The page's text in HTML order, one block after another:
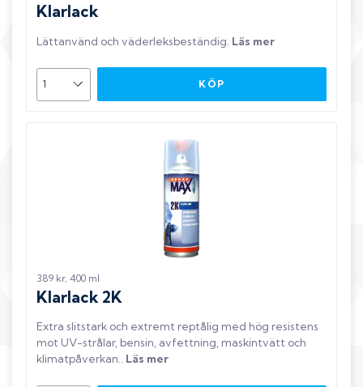
Klarlack
Lättanvänd och väderleksbeständig Läs mer
KÖP
389 kr, 400 ml
Klarlack 2K
Extra slitstark och extremt reptålig med hög resistens
mot UV-strålar, bensin, avfettning, maskintvätt och
klimatpåverkan.. Läs mer